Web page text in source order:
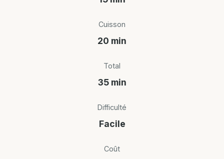
Cuisson
20 min
Total
35 min
Difficulté
Facile
Coût